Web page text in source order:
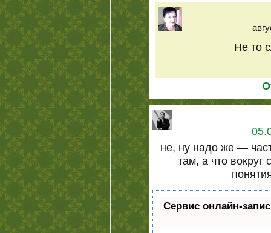
Не то
не, ну надо же —
там, а что вокруг
Сервис онлайн-